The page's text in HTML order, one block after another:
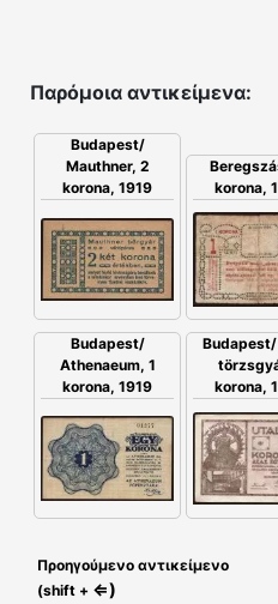
Παρόμοια αντικείμενα:
Budapest/
Mauthner, 2
korona, 1919
korona,
Budapest/
Athenaeum, 1
korona, 1919
Budapest/
korona,
Προηγούμενο αντικείμενο
(shift + ⇐)